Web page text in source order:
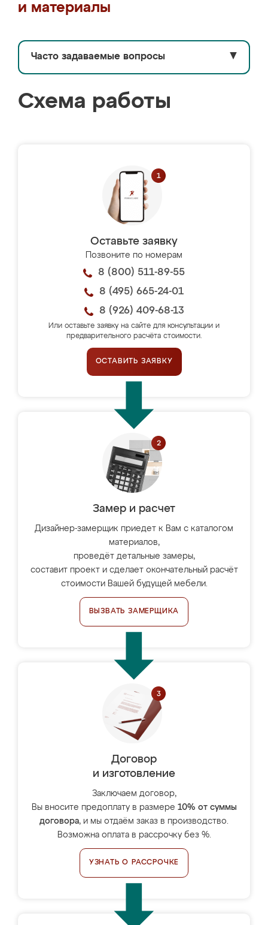
и материалы
Часто задаваемые вопросы ▼
Схема работы
Оставьте заявку
Позвоните по номерам
8 (800) 511-89-55
8 (495) 665-24-01
8 (926) 409-68-13
Или оставьте заявку на сайте для консультации и
предварительного расчёта стоимости.
ОСТАВИТЬ ЗАЯВКУ
Замер и расчет
Дизайнер-замерщик приедет к Вам с каталогом
материалов,
проведёт детальные замеры,
составит проект и сделает окончательный расчёт
стоимости Вашей будущей мебели.
ВЫЗВАТЬ ЗАМЕРЩИКА
Договор
и изготовление
Заключаем договор,
Вы вносите предоплату в размере 10% от суммы
договора, и мы отдаём заказ в производство.
Возможна оплата в рассрочку без %.
УЗНАТЬ О РАССРОЧКЕ